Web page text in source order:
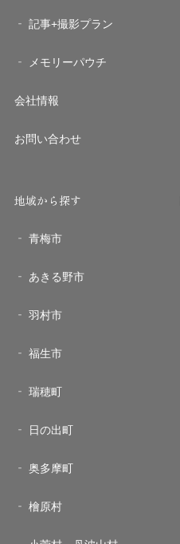
記事+撮影プラン
メモリーパウチ
会社情報
お問い合わせ
地域から探す
青梅市
あきる野市
羽村市
福生市
瑞穂町
日の出町
奥多摩町
檜原村